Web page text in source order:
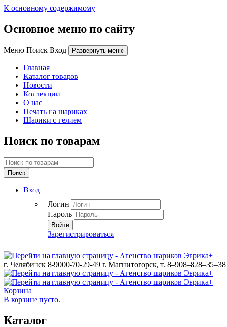
К основному содержимому
Основное меню по сайту
Меню Поиск Вход Развернуть меню
Главная
Каталог товаров
Новости
Коллекции
О нас
Печать на шариках
Шарики с гелием
Поиск по товарам
Поиск
Вход
Логин
Пароль
Войти
Зарегистрироваться
г. Челябинск 8-9000-70-29-49 г. Магнитогорск, т. 8–908–828–35–38
Корзина
В корзине пусто.
Каталог